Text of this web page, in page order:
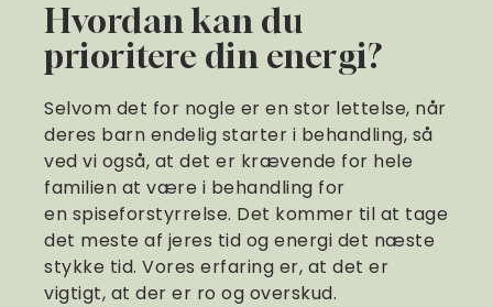
Hvordan kan du
prioritere din energi?
Selvom det for nogle er en stor lettelse, når
deres barn endelig starter i behandling, så
ved vi også, at det er krævende for hele
familien at være i behandling for
en spiseforstyrrelse. Det kommer til at tage
det meste af jeres tid og energi det næste
stykke tid. Vores erfaring er, at det er
vigtigt, at der er ro og overskud.